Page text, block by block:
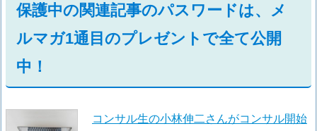
保護中の関連記事のパスワードは、メ
ルマガ1通目のプレゼントで全て公開
中！
コンサル生の小林伸二さんがコンサル開始